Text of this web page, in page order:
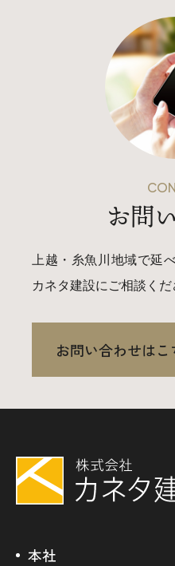
お問
上越・糸魚川地域で延
カネタ建設にご相談くだ
お問い合わせはこ
本社